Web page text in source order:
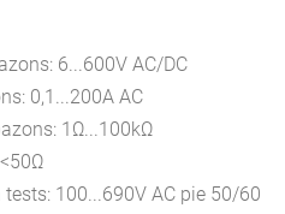
6...600V AC/DC
0,1...200A AC
1Ω...100kΩ
100...690V AC pie 50/60